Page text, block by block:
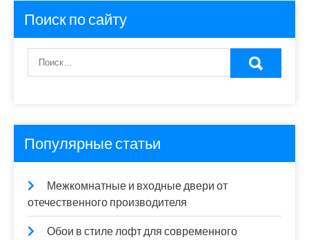
Поиск по сайту
Популярные статьи
Межкомнатные и входные двери от
отечественного производителя
Обои в стиле лофт для современного